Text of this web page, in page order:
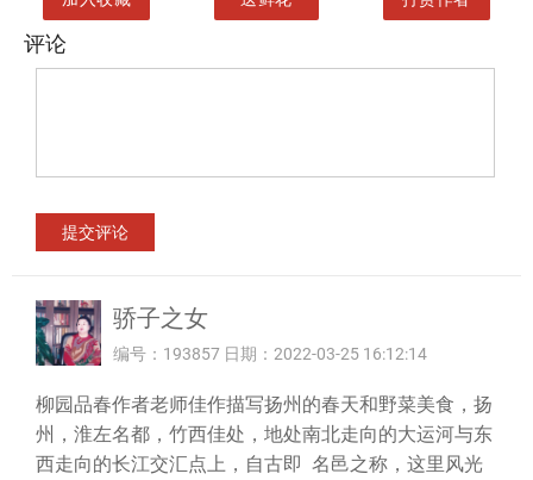
评论
骄子之女
编号：193857 日期：2022-03-25 16:12:14
柳园品春作者老师佳作描写扬州的春天和野菜美食，扬
州，淮左名都，竹西佳处，地处南北走向的大运河与东
西走向的长江交汇点上，自古即 名邑之称，这里风光